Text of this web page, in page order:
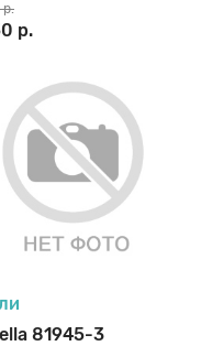
р.
р.
81945-3